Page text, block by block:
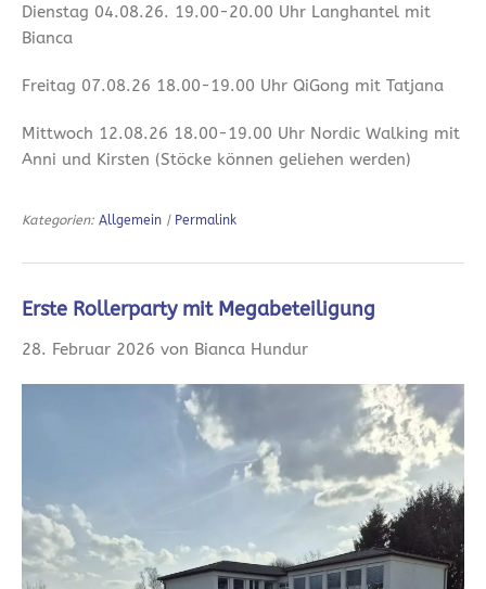
Dienstag 04.08.26. 19.00-20.00 Uhr Langhantel mit
Bianca
Freitag 07.08.26 18.00-19.00 Uhr QiGong mit Tatjana
Mittwoch 12.08.26 18.00-19.00 Uhr Nordic Walking mit
Anni und Kirsten (Stöcke können geliehen werden)
Kategorien: Allgemein | Permalink
Erste Rollerparty mit Megabeteiligung
28. Februar 2026 von Bianca Hundur